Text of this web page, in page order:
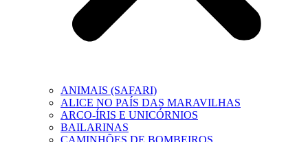
ANIMAIS (SAFARI)
ALICE NO PAÍS DAS MARAVILHAS
ARCO-ÍRIS E UNICÓRNIOS
BAILARINAS
CAMINHÕES DE BOMBEIROS